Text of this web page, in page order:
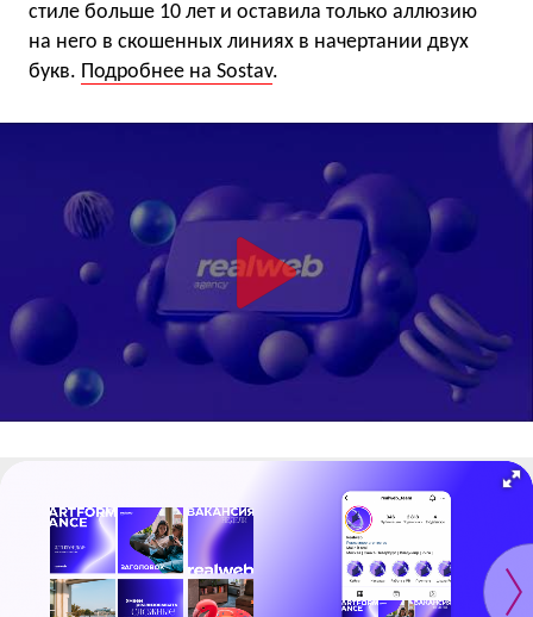
стиле больше 10 лет и оставила только аллюзию
на него в скошенных линиях в начертании двух
букв. Подробнее на Sostav.